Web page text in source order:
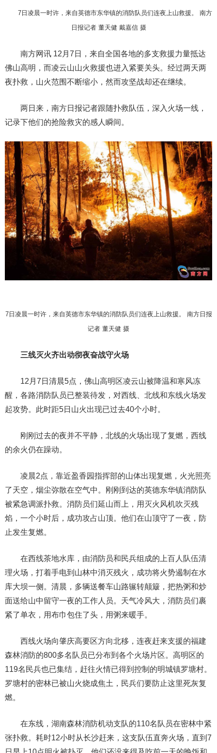
7日凌晨一时许，来自英德市东华镇的消防队员们连夜上山救援。 南方
日报记者 董天健 戴嘉信 摄
南方网讯 12月7日，来自全国各地的多支救援力量抵达
佛山高明，而凌云山山火救援也进入紧要关头。经过两天两
夜扑救，山火范围不断缩小，然而攻坚战却还在继续。
两日来，南方日报记者跟随扑救队伍，深入火场一线，
记录下他们的抢险救灾的感人瞬间。
7日凌晨一时许，来自英德市东华镇的消防队员们连夜上山救援。 南方日报
记者 董天健 摄
三线灭火齐出动彻夜奋战守火场
12月7日清晨5点，佛山高明区凌云山被降温和寒风冻
醒，各路消防队员已整装待发，对西线、北线和东线火场发
起攻势。此时距5日山火出现已过去40个小时。
刚刚过去的夜并不平静，北线的火场出现了复燃，西线
的余火仍在躁动。
凌晨2点，靠近盈香园指挥部的山体出现复燃，火光照亮
了天空，烟尘弥散在空气中。刚刚到达的英德东华镇消防队
被紧急调派扑救。消防员们延山而上，用灭火风机吹灭残
焰，一个小时后，成功攻占山顶。他们在山顶守了一夜，防
止发生复燃。
在西线茶地水库，由消防员和民兵组成的上百人队伍清
理火场，打着手电到山林中消灭残火，成功将火势遏制在水
库大坝一侧。清晨，多辆送餐车山路辗转颠簸，把热粥和炒
面送给山中留守一夜的工作人员。天气冷风大，消防员们裹
紧了单衣，用布巾包住了头，用粥来暖手。
西线火场向肇庆高要区方向北移，连夜赶来支援的福建
森林消防的800多名队员已分布到各个火场片区。高明区的
119名民兵也已集结，赶往火情已得到控制的明城镇罗塘村。
罗塘村的密林已被山火烧成焦土，民兵们要防止这里死灰复
燃。
在东线，湖南森林消防机动支队的110名队员在密林中紧
张扑救。耗时12小时从长沙赶来，这支队伍直奔火场，直到7